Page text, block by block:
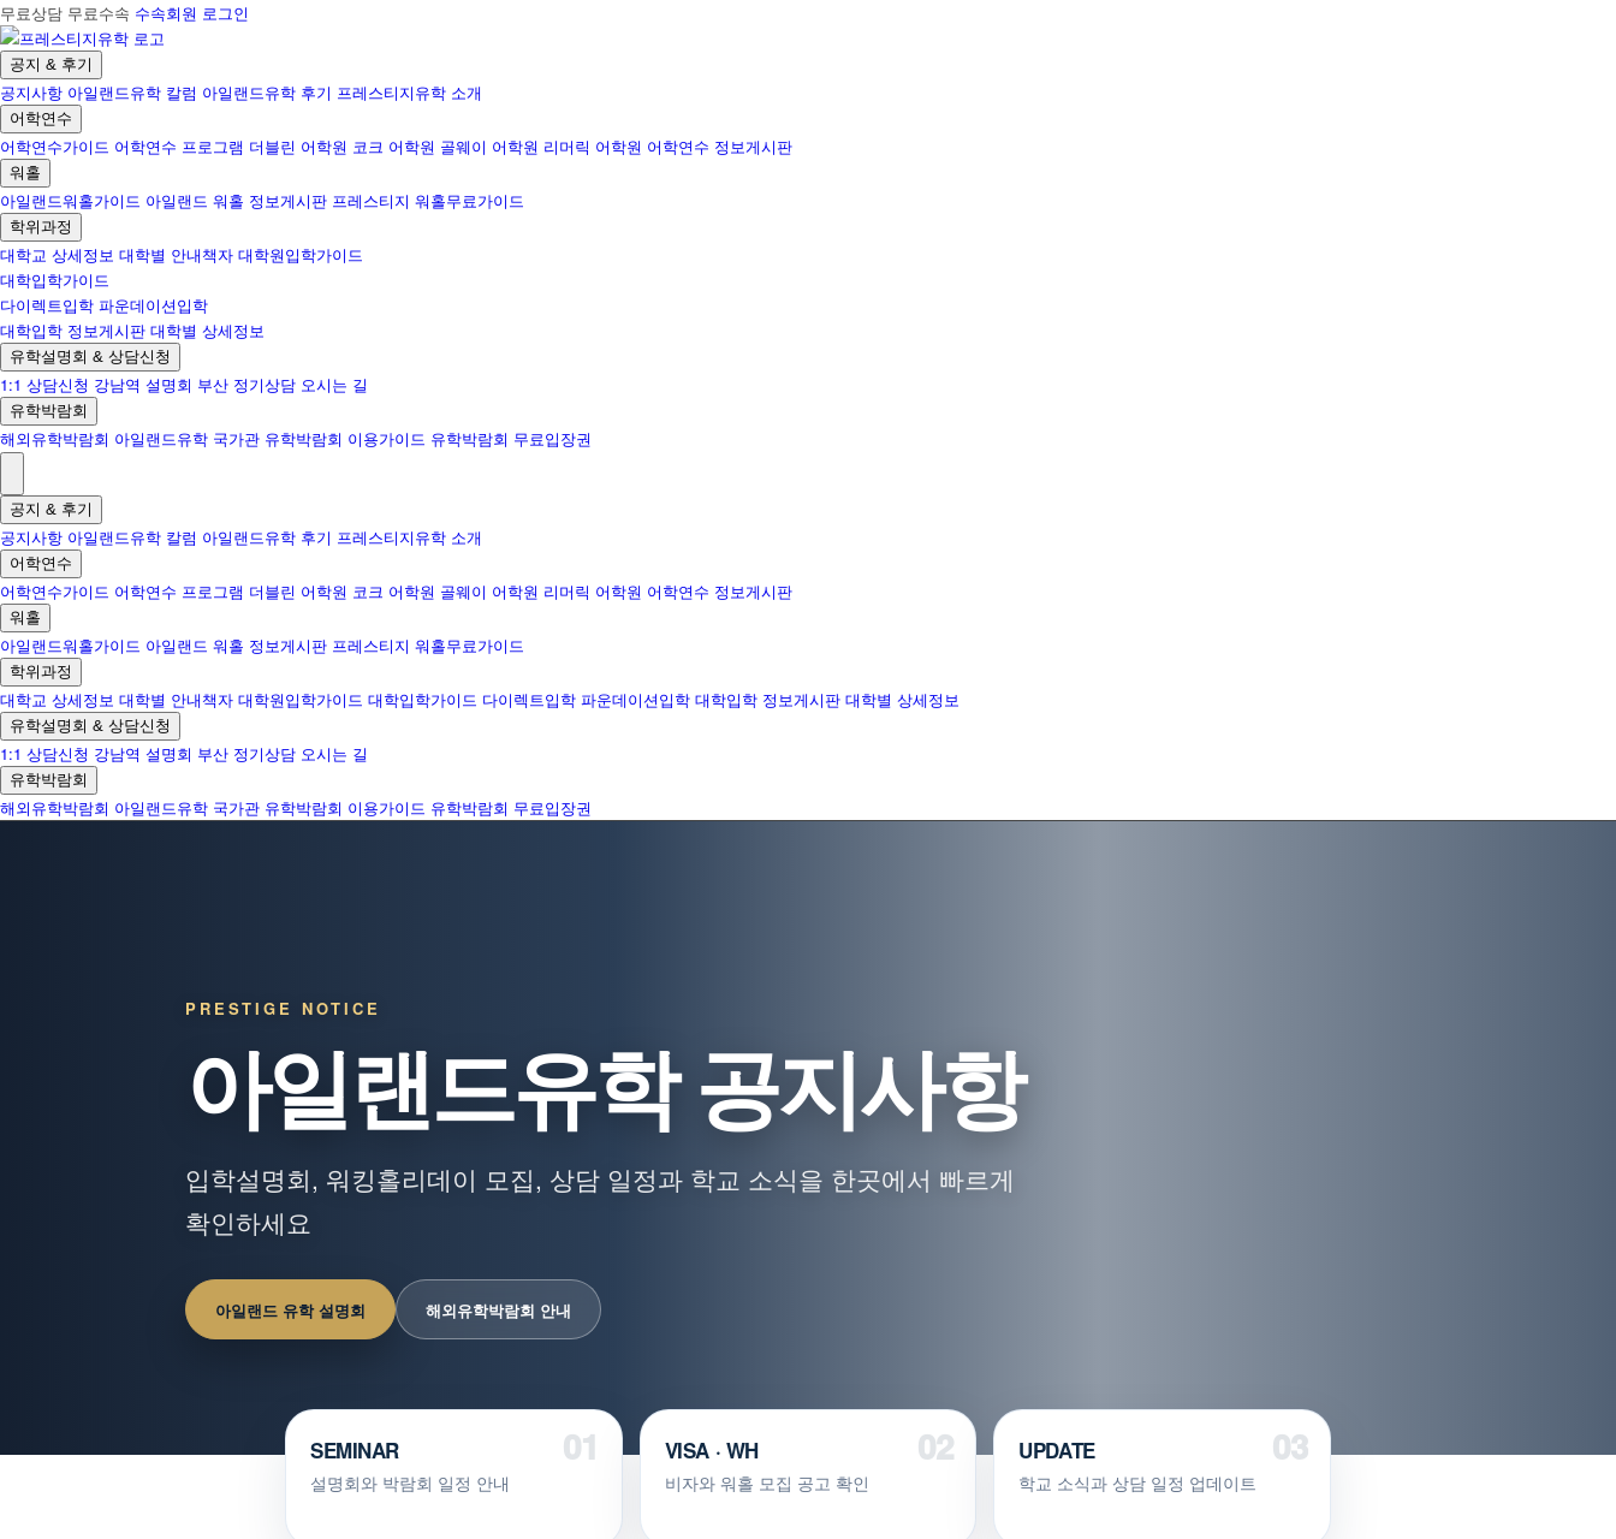
무료상담 무료수속 수속회원 로그인
공지 & 후기
공지사항 아일랜드유학 칼럼 아일랜드유학 후기 프레스티지유학 소개
어학연수
어학연수가이드 어학연수 프로그램 더블린 어학원 코크 어학원 골웨이 어학원 리머릭 어학원 어학연수 정보게시판
워홀
아일랜드워홀가이드 아일랜드 워홀 정보게시판 프레스티지 워홀무료가이드
학위과정
대학교 상세정보 대학별 안내책자 대학원입학가이드
대학입학가이드
다이렉트입학 파운데이션입학
대학입학 정보게시판 대학별 상세정보
유학설명회 & 상담신청
1:1 상담신청 강남역 설명회 부산 정기상담 오시는 길
유학박람회
해외유학박람회 아일랜드유학 국가관 유학박람회 이용가이드 유학박람회 무료입장권
공지 & 후기
공지사항 아일랜드유학 칼럼 아일랜드유학 후기 프레스티지유학 소개
어학연수
어학연수가이드 어학연수 프로그램 더블린 어학원 코크 어학원 골웨이 어학원 리머릭 어학원 어학연수 정보게시판
워홀
아일랜드워홀가이드 아일랜드 워홀 정보게시판 프레스티지 워홀무료가이드
학위과정
대학교 상세정보 대학별 안내책자 대학원입학가이드 대학입학가이드 다이렉트입학 파운데이션입학 대학입학 정보게시판 대학별 상세정보
유학설명회 & 상담신청
1:1 상담신청 강남역 설명회 부산 정기상담 오시는 길
유학박람회
해외유학박람회 아일랜드유학 국가관 유학박람회 이용가이드 유학박람회 무료입장권
PRESTIGE NOTICE
아일랜드유학 공지사항
입학설명회, 워킹홀리데이 모집, 상담 일정과 학교 소식을 한곳에서 빠르게
확인하세요
아일랜드 유학 설명회 해외유학박람회 안내
SEMINAR
설명회와 박람회 일정 안내
VISA · WH
비자와 워홀 모집 공고 확인
UPDATE
학교 소식과 상담 일정 업데이트